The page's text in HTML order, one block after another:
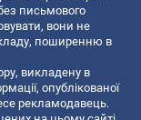
письмового
вони не
поширенню в
викладену в
опублікованої
рекламодавець.